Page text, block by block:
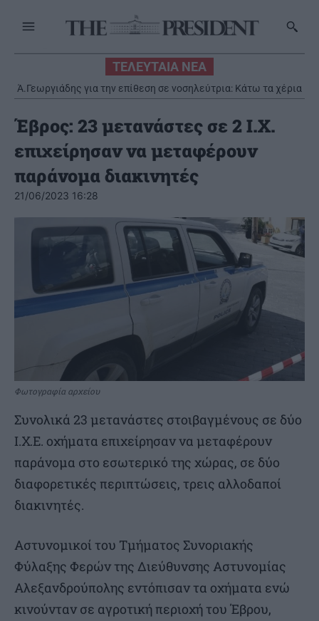
ΤΕΛΕΥΤΑΙΑ ΝΕΑ
Ά.Γεωργιάδης για την επίθεση σε νοσηλεύτρια: Κάτω τα χέρια
από το προσωπικό του ΕΣΥ
Έβρος: 23 μετανάστες σε 2 Ι.Χ.
επιχείρησαν να μεταφέρουν
παράνομα διακινητές
21/06/2023 16:28
Φωτογραφία αρχείου
Συνολικά 23 μετανάστες στοιβαγμένους σε δύο
Ι.Χ.Ε. οχήματα επιχείρησαν να μεταφέρουν
παράνομα στο εσωτερικό της χώρας, σε δύο
διαφορετικές περιπτώσεις, τρεις αλλοδαποί
διακινητές.
Αστυνομικοί του Τμήματος Συνοριακής
Φύλαξης Φερών της Διεύθυνσης Αστυνομίας
Αλεξανδρούπολης εντόπισαν τα οχήματα ενώ
κινούνταν σε αγροτική περιοχή του Έβρου,